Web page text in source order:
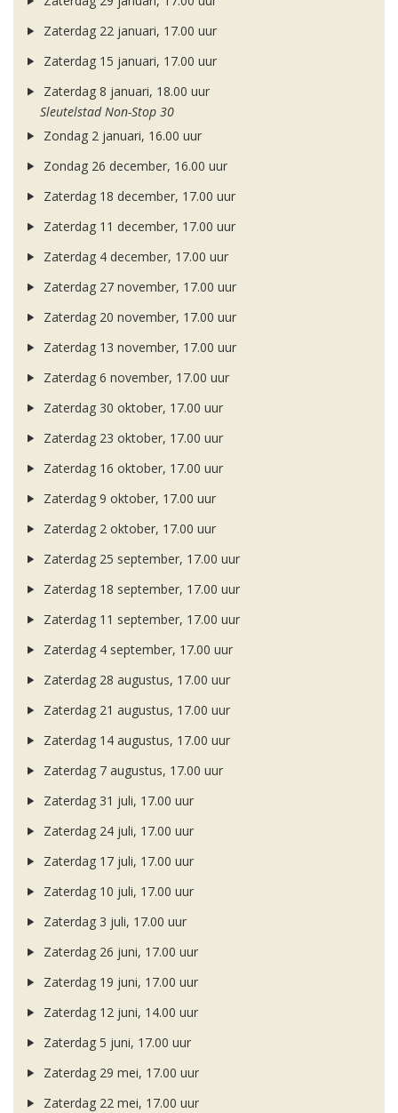
Zaterdag 22 januari, 17.00 uur
Zaterdag 15 januari, 17.00 uur
Zaterdag 8 januari, 18.00 uur
Sleutelstad Non-Stop 30
Zondag 2 januari, 16.00 uur
Zondag 26 december, 16.00 uur
Zaterdag 18 december, 17.00 uur
Zaterdag 11 december, 17.00 uur
Zaterdag 4 december, 17.00 uur
Zaterdag 27 november, 17.00 uur
Zaterdag 20 november, 17.00 uur
Zaterdag 13 november, 17.00 uur
Zaterdag 6 november, 17.00 uur
Zaterdag 30 oktober, 17.00 uur
Zaterdag 23 oktober, 17.00 uur
Zaterdag 16 oktober, 17.00 uur
Zaterdag 9 oktober, 17.00 uur
Zaterdag 2 oktober, 17.00 uur
Zaterdag 25 september, 17.00 uur
Zaterdag 18 september, 17.00 uur
Zaterdag 11 september, 17.00 uur
Zaterdag 4 september, 17.00 uur
Zaterdag 28 augustus, 17.00 uur
Zaterdag 21 augustus, 17.00 uur
Zaterdag 14 augustus, 17.00 uur
Zaterdag 7 augustus, 17.00 uur
Zaterdag 31 juli, 17.00 uur
Zaterdag 24 juli, 17.00 uur
Zaterdag 17 juli, 17.00 uur
Zaterdag 10 juli, 17.00 uur
Zaterdag 3 juli, 17.00 uur
Zaterdag 26 juni, 17.00 uur
Zaterdag 19 juni, 17.00 uur
Zaterdag 12 juni, 14.00 uur
Zaterdag 5 juni, 17.00 uur
Zaterdag 29 mei, 17.00 uur
Zaterdag 22 mei, 17.00 uur